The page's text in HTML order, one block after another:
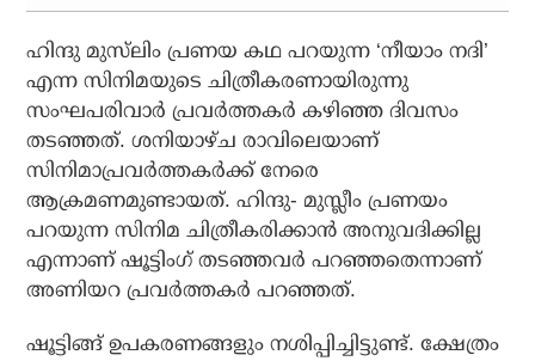
ഹിന്ദു മുസ്‌ലിം പ്രണയ കഥ പറയുന്ന ‘നീയാം നദി’
എന്ന സിനിമയുടെ ചിത്രീകരണായിരുന്നു
സംഘപരിവാര്‍ പ്രവര്‍ത്തകര്‍ കഴിഞ്ഞ ദിവസം
തടഞ്ഞത്. ശനിയാഴ്ച രാവിലെയാണ്
സിനിമാപ്രവര്‍ത്തകര്‍ക്ക് നേരെ
ആക്രമണമുണ്ടായത്. ഹിന്ദു- മുസ്ലീം പ്രണയം
പറയുന്ന സിനിമ ചിത്രീകരിക്കാന്‍ അനുവദിക്കില്ല
എന്നാണ് ഷൂട്ടിംഗ് തടഞ്ഞവര്‍ പറഞ്ഞതെന്നാണ്
അണിയറ പ്രവര്‍ത്തകര്‍ പറഞ്ഞത്.
ഷൂട്ടിങ്ങ് ഉപകരണങ്ങളും നശിപ്പിച്ചിട്ടുണ്ട്. ക്ഷേത്രം